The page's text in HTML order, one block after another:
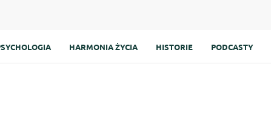
HARMONIA ŻYCIA HISTORIE PODCASTY